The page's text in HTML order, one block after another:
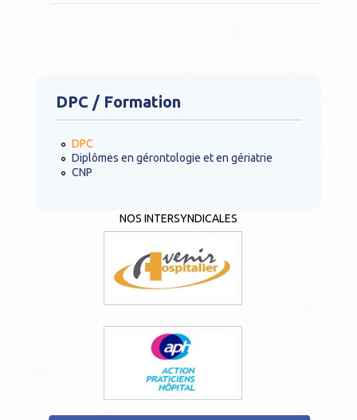
DPC / Formation
DPC
Diplômes en gérontologie et en gériatrie
CNP
NOS INTERSYNDICALES